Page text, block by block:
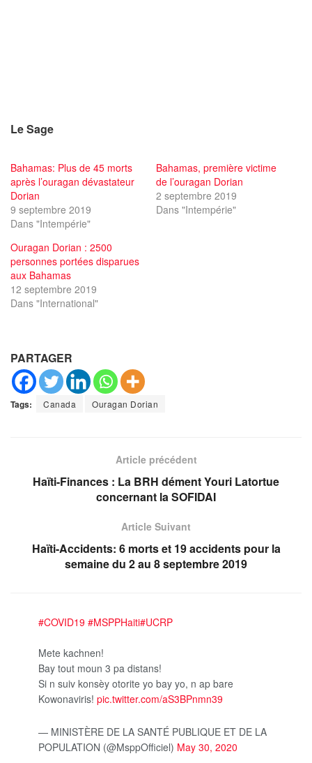
Le Sage
Bahamas: Plus de 45 morts
après l’ouragan dévastateur
Dorian
9 septembre 2019
Dans "Intempérie"
Bahamas, première victime
de l’ouragan Dorian
2 septembre 2019
Dans "Intempérie"
Ouragan Dorian : 2500
personnes portées disparues
aux Bahamas
12 septembre 2019
Dans "International"
PARTAGER
Tags: Canada Ouragan Dorian
Article précédent
Haïti-Finances : La BRH dément Youri Latortue
concernant la SOFIDAI
Article Suivant
Haïti-Accidents: 6 morts et 19 accidents pour la
semaine du 2 au 8 septembre 2019
#COVID19 #MSPPHaiti#UCRP
Mete kachnen!
Bay tout moun 3 pa distans!
Si n suiv konsèy otorite yo bay yo, n ap bare
Kowonaviris! pic.twitter.com/aS3BPnmn39
— MINISTÈRE DE LA SANTÉ PUBLIQUE ET DE LA
POPULATION (@MsppOfficiel) May 30, 2020